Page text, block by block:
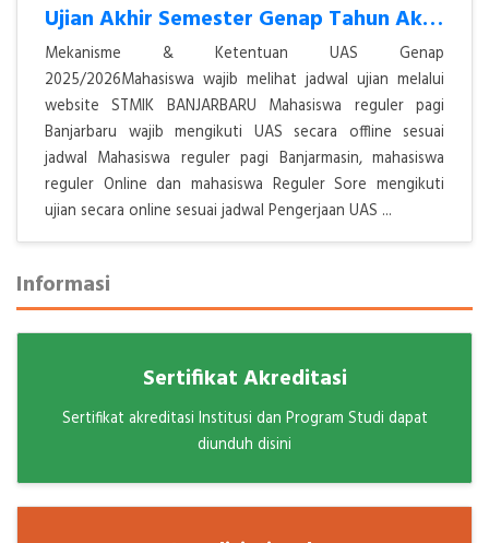
Ujian Akhir Semester Genap Tahun Akademik 2025/2026
Mekanisme & Ketentuan UAS Genap
2025/2026Mahasiswa wajib melihat jadwal ujian melalui
website STMIK BANJARBARU Mahasiswa reguler pagi
Banjarbaru wajib mengikuti UAS secara offline sesuai
jadwal Mahasiswa reguler pagi Banjarmasin, mahasiswa
reguler Online dan mahasiswa Reguler Sore mengikuti
ujian secara online sesuai jadwal Pengerjaan UAS ...
Informasi
Sertifikat Akreditasi
Sertifikat akreditasi Institusi dan Program Studi dapat
diunduh disini